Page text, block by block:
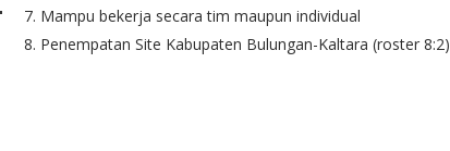
7. Mampu bekerja secara tim maupun individual
8. Penempatan Site Kabupaten Bulungan-Kaltara (roster 8:2)